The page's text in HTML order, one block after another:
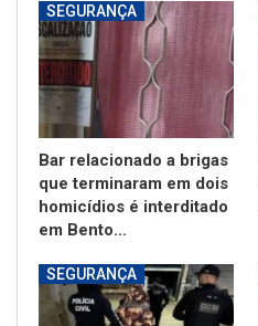
SEGURANÇA
Bar relacionado a brigas
que terminaram em dois
homicídios é interditado
em Bento…
SEGURANÇA